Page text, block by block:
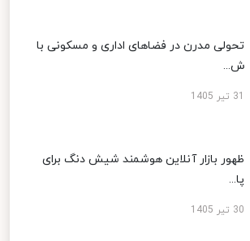
تحولی مدرن در فضاهای اداری و مسکونی با
ش...
ظهور بازار آنلاین هوشمند شیش دنگ برای
پا...
30 تیر 1405